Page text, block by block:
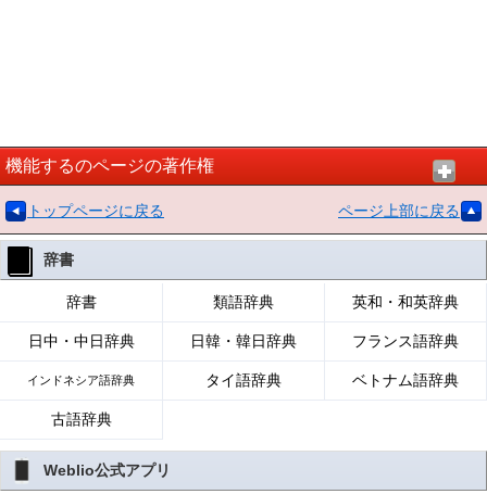
機能するのページの著作権
トップページに戻る ページ上部に戻る
辞書
辞書 類語辞典 英和・和英辞典
日中・中日辞典 日韓・韓日辞典 フランス語辞典
インドネシア語辞典 タイ語辞典 ベトナム語辞典
古語辞典
Weblio公式アプリ